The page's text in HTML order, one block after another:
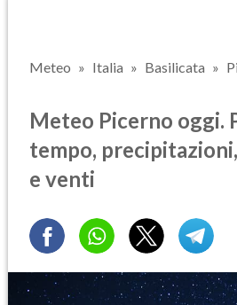
Meteo Italia Basilicata
Meteo Picerno oggi.
tempo,
e venti